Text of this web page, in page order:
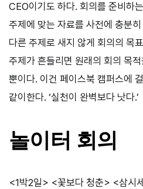
CEO이기도 하다. 회의를 준비하
주제에 맞는 자료를 사전에 충분
다른 주제로 새지 않게 회의의 목
주제가 흔들리면 원래의 회의 목
뿐이다. 이건 페이스북 캠퍼스에
같이한다. ‘실천이 완벽보다 낫다.’
놀이터 회의
<1박2일> <꽃보다 청춘> <삼시